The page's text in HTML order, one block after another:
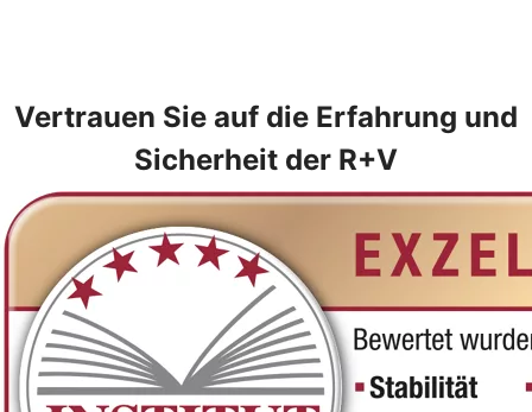
Vertrauen Sie auf die Erfahrung und
Sicherheit der R+V